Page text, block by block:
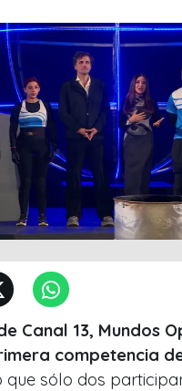
Canal 13, Mundos
competencia
que sólo dos